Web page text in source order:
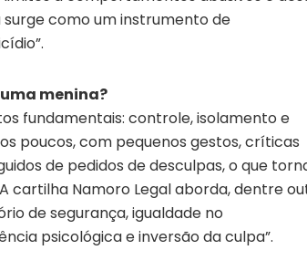
como um instrumento de
menina?
fundamentais: controle, isolamento e
poucos, com pequenos gestos, críticas
de pedidos de desculpas, o que
cartilha Namoro Legal aborda, dentre
de segurança, igualdade no
psicológica e inversão da culpa”.